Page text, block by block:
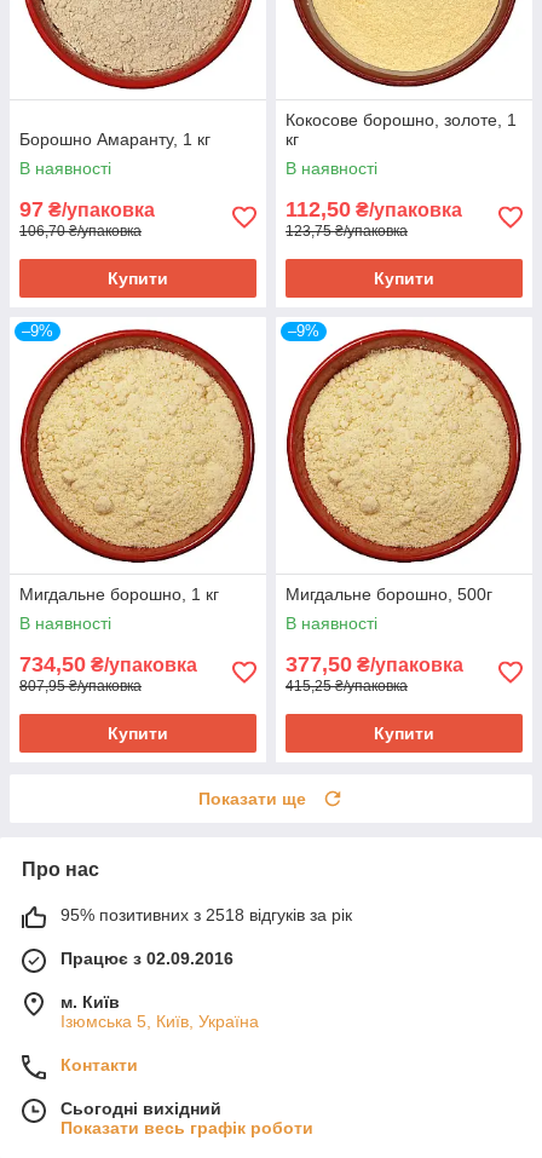
Борошно Амаранту, 1 кг
В наявності
97 ₴/упаковка
106,70 ₴/упаковка
Купити
Кокосове борошно, золоте, 1
кг
В наявності
112,50 ₴/упаковка
123,75 ₴/упаковка
Купити
–9%
Мигдальне борошно, 1 кг
В наявності
734,50 ₴/упаковка
807,95 ₴/упаковка
Купити
–9%
Мигдальне борошно, 500г
В наявності
377,50 ₴/упаковка
415,25 ₴/упаковка
Купити
Показати ще
Про нас
95% позитивних з 2518 відгуків за рік
Працює з 02.09.2016
м. Київ
Ізюмська 5, Київ, Україна
Контакти
Сьогодні вихідний
Показати весь графік роботи